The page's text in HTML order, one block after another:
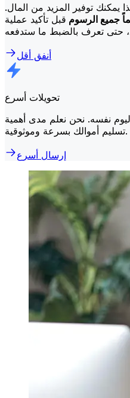
يمكنك توفير المزيد من المال.
جميع الرسوم قبل تأكيد عملية
أنفق أقل
تحويلات أسرع
نفسه. نحن نعلم مدى أهمية
تسليم أموالك بسرعة وموثوقية.
إرسال أسرع